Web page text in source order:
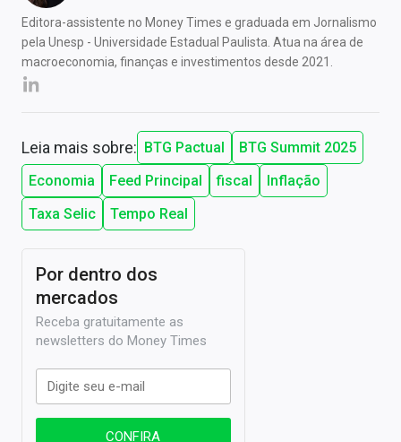
Editora-assistente no Money Times e graduada em Jornalismo
pela Unesp - Universidade Estadual Paulista. Atua na área de
macroeconomia, finanças e investimentos desde 2021.
Leia mais sobre: BTG Pactual
BTG Summit 2025
Economia
Feed Principal fiscal
Inflação
Taxa Selic
Tempo Real
Por dentro dos
mercados
Receba gratuitamente as
newsletters do Money Times